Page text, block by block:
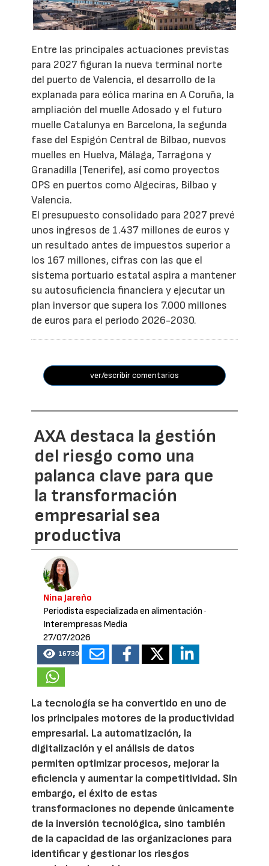
Entre las principales actuaciones previstas
para 2027 figuran la nueva terminal norte
del puerto de Valencia, el desarrollo de la
explanada para eólica marina en A Coruña, la
ampliación del muelle Adosado y el futuro
muelle Catalunya en Barcelona, la segunda
fase del Espigón Central de Bilbao, nuevos
muelles en Huelva, Málaga, Tarragona y
Granadilla (Tenerife), así como proyectos
OPS en puertos como Algeciras, Bilbao y
Valencia.
El presupuesto consolidado para 2027 prevé
unos ingresos de 1.437 millones de euros y
un resultado antes de impuestos superior a
los 167 millones, cifras con las que el
sistema portuario estatal aspira a mantener
su autosuficiencia financiera y ejecutar un
plan inversor que supera los 7.000 millones
de euros para el periodo 2026-2030.
ver/escribir comentarios
AXA destaca la gestión
del riesgo como una
palanca clave para que
la transformación
empresarial sea
productiva
Nina Jareño
Periodista especializada en alimentación ·
Interempresas Media
27/07/2026
16730
La tecnología se ha convertido en uno de
los principales motores de la productividad
empresarial. La automatización, la
digitalización y el análisis de datos
permiten optimizar procesos, mejorar la
eficiencia y aumentar la competitividad. Sin
embargo, el éxito de estas
transformaciones no depende únicamente
de la inversión tecnológica, sino también
de la capacidad de las organizaciones para
identificar y gestionar los riesgos